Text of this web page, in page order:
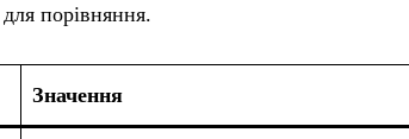
порівняння.
Значення